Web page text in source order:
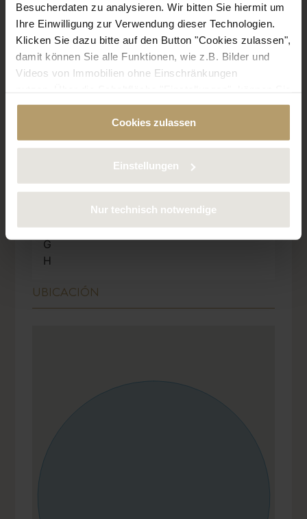
Besucherdaten zu analysieren. Wir bitten Sie hiermit um
Ihre Einwilligung zur Verwendung dieser Technologien.
Klicken Sie dazu bitte auf den Button "Cookies zulassen",
damit können Sie alle Funktionen, wie z.B. Bilder und
Videos von Immobilien ohne Einschränkungen
bestimmte Cookies und Technologien gezielt
deaktivieren. Weitere Informationen über die von uns
verwendeten Cookies finden Sie in unserer
Cookies zulassen
Einstellungen
Nur technisch notwendige
Clase de eficiencia energética
B
Clase de eficiencia energética
A
D
F
G
H
UBICACIÓN